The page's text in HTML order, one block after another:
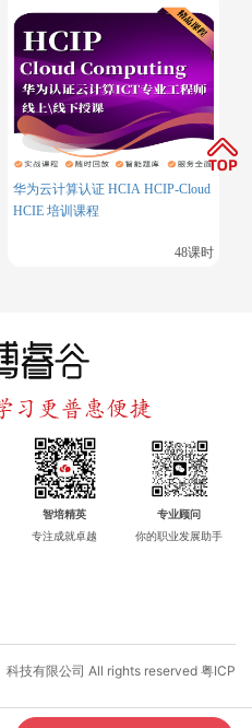
绍
吗？
华为云计算认证 HCIA HCIP-Cloud
HCIE 培训课程
48课时
智培精英
专注成就卓越
专业顾问
你的职业发展助手
技有限公司 All rights reserved 粤ICP
×
解什么课程呢?